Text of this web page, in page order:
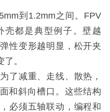
到1.2mm之间。FPV
壳都是典型例子。壁越
性变形越明显，松开夹
。
为了减重、走线、散热，
和斜向槽口。这些结构
必须五轴联动，编程和